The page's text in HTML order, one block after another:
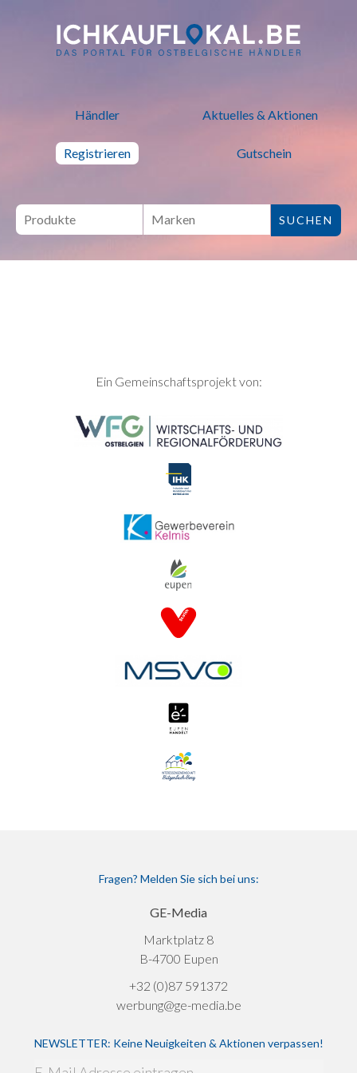
ich kauf lokal - Bei lokalen
Händler Aktuelles & Aktionen
Registrieren Gutschein
SEITENFUSSEin Gemeinschaftsprojekt von:
Fragen? Melden Sie sich bei uns:
GE-Media
Marktplatz 8
B-4700 Eupen
+32 (0)87 591372
werbung@ge-media.be
NEWSLETTER: Keine Neuigkeiten & Aktionen verpassen!